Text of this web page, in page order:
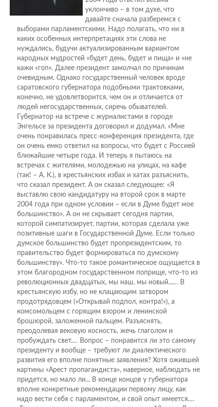
уклончиво – в том духе, что
давайте сначала разберемся с
выборами парламентскими. Надо полагать, что ни в
каких особенных интерпретациях эти слова не
нуждались, будучи актуализированным вариантом
народных мудростей «будет день, будет и пища» и «не
кажи «гоп». Далее президент замолчал по причинам
очевидным. Однако государственный человек вроде
саратовского губернатора подобными трактовками,
конечно, не удовлетворится, чем он и отличается от
людей негосударственных, сиречь обывателей.
Губернатор на встрече с журналистами в городе
Энгельсе за президента договорил и додумал. «Мне
очень понравилась пресс-конференция президента, где
он очень емко ответил на вопросы, что будет с Россией
ближайшие четыре года. И теперь я пытаюсь на
встречах с жителями, молодежью на улицах, на кафе
(так! – А. К.), в крестьянских избах и хатах разъяснить,
что сказал президент. А он сказал следующее: «Я
выставлю свою кандидатуру на второй срок в марте
2004 года при одном условии – если в Думе будет мое
большинство». А он не скрывает сегодня партии,
которой симпатизирует, партии, которая сделала уже
позитивные шаги в Государственной Думе. Если только
думское большинство будет пропрезидентским, то
правительство будет формироваться по думскому
большинству». Что-то такое романтическое ощущается в
этом благородном государственном поприще, что-то из
революционных двадцатых, мы наш, мы новый...… В
крестьянскую избу, но не клацающим затвором
продотрядовцем («Открывай подпол, контра!»), а
комсомольцем с горящим взором и ленинской
брошюрой, заложенной пальцем. Разъяснять,
преодолевая вековую косность, жечь глаголом и
пробуждать свет.… Вопрос – понравится ли это самому
президенту и вообще – требуют ли диалектического
развития его вполне понятные заявления? Хотя ожившей
картины «Арест пропагандиста», наверное, наблюдать не
придется, но мало ли... В конце концов у губернатора
вполне конкретные рекомендации первому лицу, как
надо вести себя с парламентом, и свой опыт имеется.…